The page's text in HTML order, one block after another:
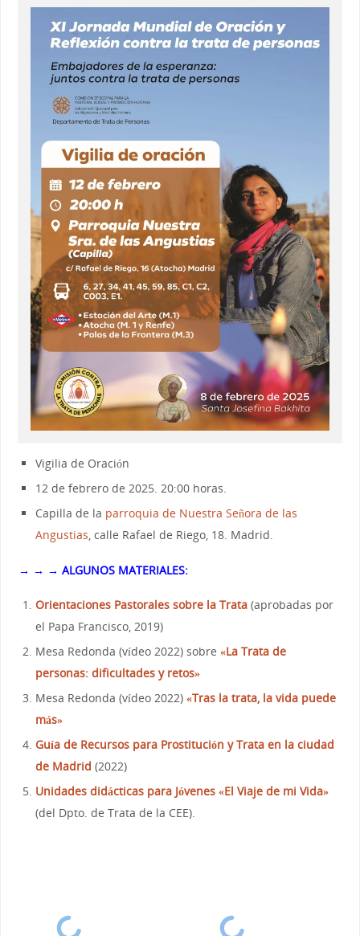
Vigilia de Oración
12 de febrero de 2025. 20:00 horas.
Capilla de la parroquia de Nuestra Señora de las
Angustias, calle Rafael de Riego, 18. Madrid.
→ → → ALGUNOS MATERIALES:
Orientaciones Pastorales sobre la Trata (aprobadas por
el Papa Francisco, 2019)
Mesa Redonda (vídeo 2022) sobre«La Trata de
personas: dificultades y retos»
Mesa Redonda (vídeo 2022)«Tras la trata, la vida puede
más»
Guía de Recursos para Prostitución y Trata en la ciudad
de Madrid (2022)
Unidades didácticas para Jóvenes «El Viaje de mi Vida»
(del Dpto. de Trata de la CEE).